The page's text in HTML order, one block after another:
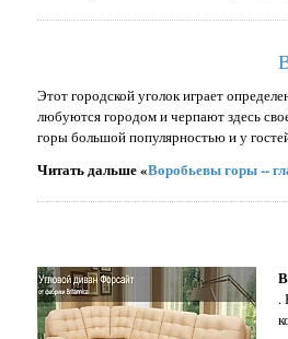
Этот городской уголок играет
любуются городом и черпают здесь
горы большой популярностью и у
Читать дальше «Воробьевы горы --
.